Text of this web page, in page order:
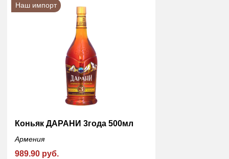
Наш импорт
Коньяк ДАРАНИ 3года 500мл
Армения
989.90 руб.